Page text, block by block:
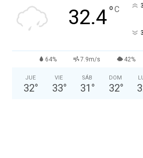
32.4°C
64% 7.9m/s 42%
JUE
32°
VIE
33°
SÁB
31 °
DOM
32°